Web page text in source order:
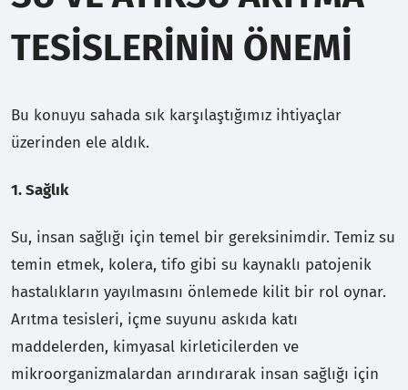
TESISLERININ ÖNEMI
Bu konuyu sahada sık karşılaştığımız ihtiyaçlar
üzerinden ele aldık.
1. Sağlık
Su, insan sağlığı için temel bir gereksinimdir. Temiz su
temin etmek, kolera, tifo gibi su kaynaklı patojenik
hastalıkların yayılmasını önlemede kilit bir rol oynar.
Arıtma tesisleri, içme suyunu askıda katı
maddelerden, kimyasal kirleticilerden ve
mikroorganizmalardan arındırarak insan sağlığı için